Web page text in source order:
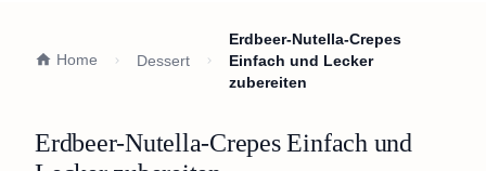
Home Dessert
Erdbeer-Nutella-Crepes
Einfach und Lecker
zubereiten
Erdbeer-Nutella-Crepes Einfach und